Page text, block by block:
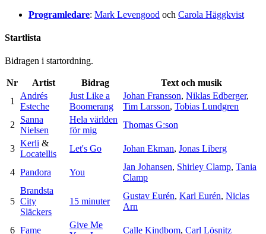
Programledare: Mark Levengood och Carola Häggkvist
Startlista
Bidragen i startordning.
Nr Artist Bidrag
Text och musik
1
Andrés
Esteche
Just Like a
Boomerang
Johan Fransson, Niklas Edberger,
Tim Larsson, Tobias Lundgren
2
Sanna
Nielsen
Hela världen
för mig
Thomas G:son
3
Kerli &
Locatellis
Let's Go Johan Ekman, Jonas Liberg
4 Pandora You
Jan Johansen, Shirley Clamp, Tania
Clamp
5
Brandsta
City
Släckers
15 minuter
Gustav Eurén, Karl Eurén, Niclas
Arn
6 Fame
Give Me
Calle Kindbom, Carl Lösnitz